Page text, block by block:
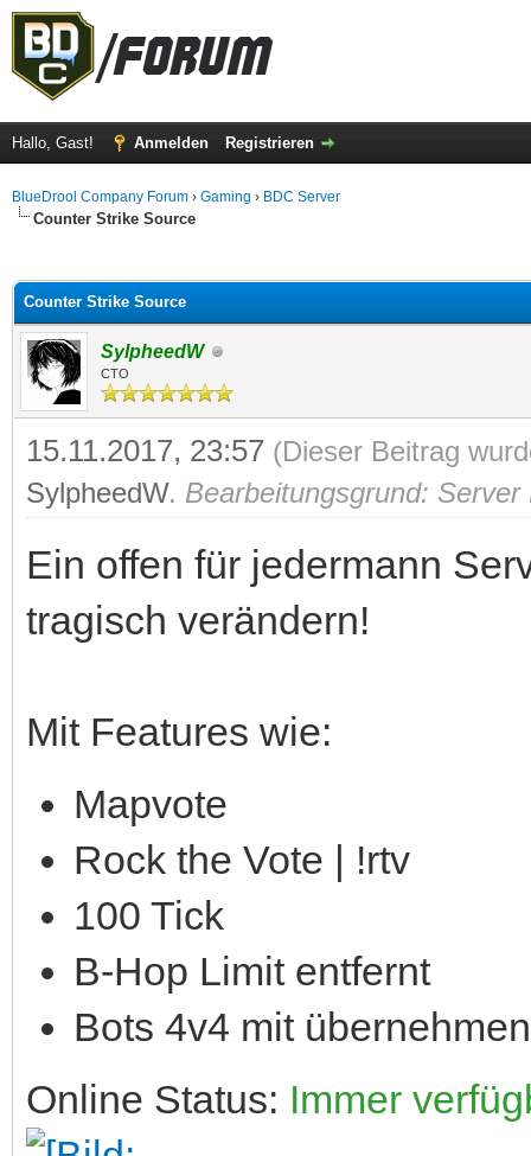
Hallo, Gast! Anmelden Registrieren
BlueDrool Company Forum › Gaming › BDC Server
Counter Strike Source
Counter Strike Source
SylpheedW
CTO
15.11.2017, 23:57 (Dieser Beitrag
SylpheedW. Bearbeitungsgrund:
Ein offen für jedermann
tragisch verändern!
Mit Features wie:
Mapvote
Rock the Vote | !rtv
100 Tick
B-Hop Limit entfernt
Bots 4v4 mit
Online Status: Immer